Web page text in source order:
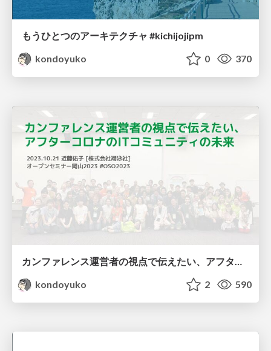
もうひとつのアーキテクチャ #kichijojipm
kondoyuko
0 370
カンファレンス運営者の視点で伝えたい、アフターコロナのITコミュニティの未来 / The Future of IT Communities #OSO2023
kondoyuko
2 590